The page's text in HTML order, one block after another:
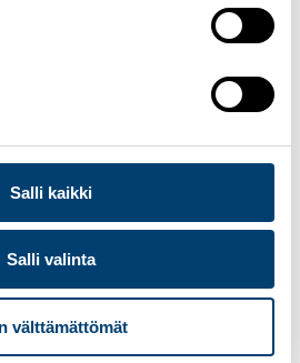
Salli kaikki
Salli valinta
välttämättömät
mäkihypyn ja yhdistetyn
mäkihypyn ja yhdistetyn
työnkuva lajijohtajana
ja yhdistetyn lajien valmennus-
on rakentaa toimintaa, joka
joukkoon. Olympiadin
on viedä
ja aikuisissa,
.